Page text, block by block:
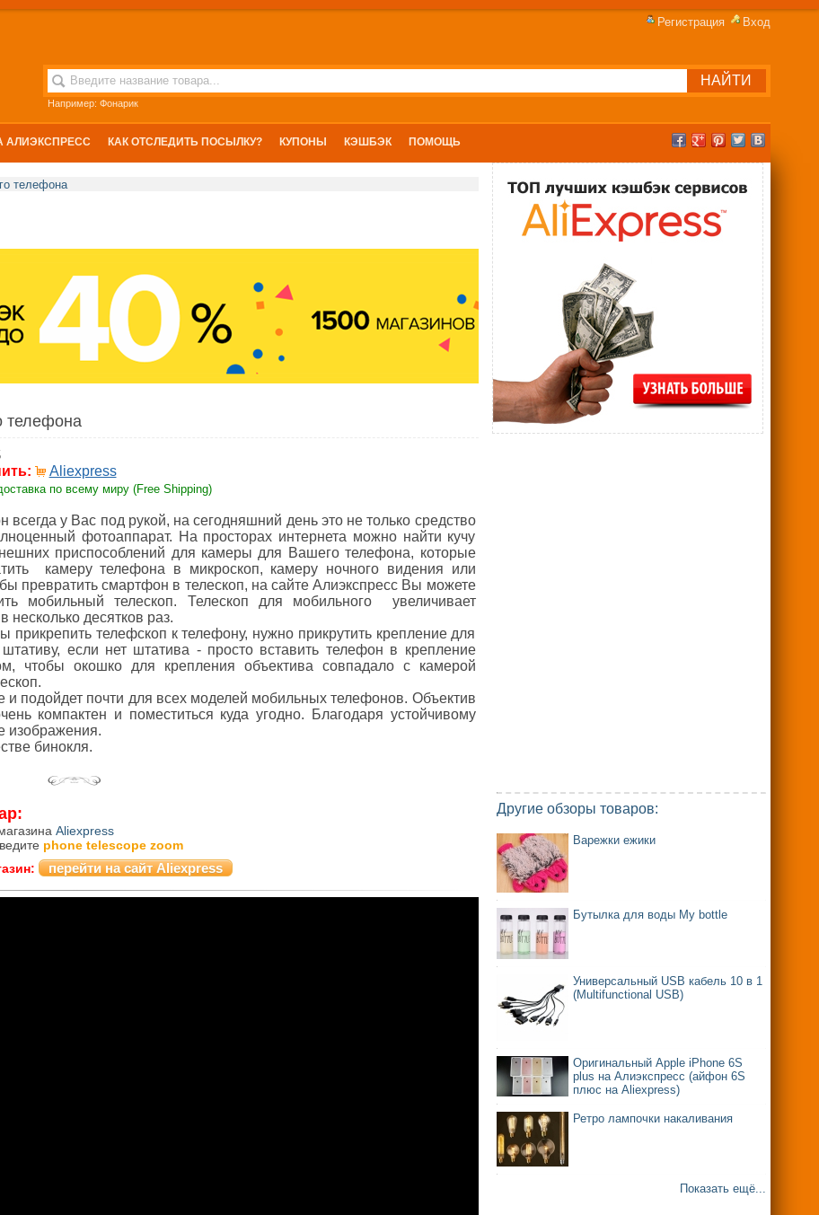
Регистрация Вход
Например: Приставка
АЛИЭКСПРЕСС КАК ОТСЛЕДИТЬ ПОСЫЛКУ? КУПОНЫ КЭШБЭК ПОМОЩЬ
телефона
телефона
Aliexpress
по всему миру (Free Shipping)
у Вас под рукой, на сегодняшний день это не только средство
фотоаппарат. На просторах интернета можно найти кучу
приспособлений для камеры для Вашего телефона, которые
камеру телефона в микроскоп, камеру ночного видения или
превратить смартфон в телескоп, на сайте Алиэкспресс Вы можете
мобильный телескоп. Телескоп для мобильного увеличивает
несколько десятков раз.
прикрепить телефскоп к телефону, нужно прикрутить крепление для
если нет штатива - просто вставить телефон в крепление
чтобы окошко для крепления объектива совпадало с камерой
и подойдет почти для всех моделей мобильных телефонов. Объектив
компактен и поместиться куда угодно. Благодаря устойчивому
изображения.
бинокля.
Aliexpress
phone telescope zoom
перейти на сайт Aliexpress
Другие обзоры товаров:
Варежки ежики
Бутылка для воды My bottle
Универсальный USB кабель 10 в 1
(Multifunctional USB)
Оригинальный Apple iPhone 6S
plus на Алиэкспресс (айфон 6S
плюс на Aliexpress)
Ретро лампочки накаливания
Показать ещё...